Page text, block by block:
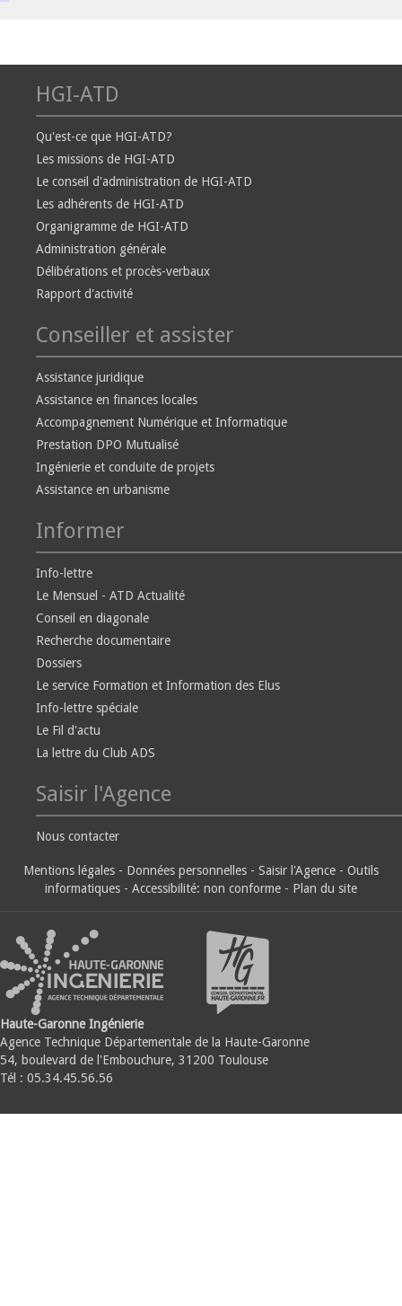
HGI-ATD
Qu'est-ce que HGI-ATD?
Les missions de HGI-ATD
Le conseil d'administration de HGI-ATD
Les adhérents de HGI-ATD
Organigramme de HGI-ATD
Administration générale
Délibérations et procès-verbaux
Rapport d'activité
Conseiller et assister
Assistance juridique
Assistance en finances locales
Accompagnement Numérique et Informatique
Prestation DPO Mutualisé
Ingénierie et conduite de projets
Assistance en urbanisme
Informer
Info-lettre
Le Mensuel - ATD Actualité
Conseil en diagonale
Recherche documentaire
Dossiers
Le service Formation et Information des Elus
Info-lettre spéciale
Le Fil d'actu
La lettre du Club ADS
Saisir l'Agence
Nous contacter
Mentions légales - Données personnelles - Saisir l'Agence - Outils
informatiques - Accessibilité: non conforme - Plan du site
Haute-Garonne Ingénierie
Agence Technique Départementale de la Haute-Garonne
54, boulevard de l'Embouchure, 31200 Toulouse
Tél : 05.34.45.56.56